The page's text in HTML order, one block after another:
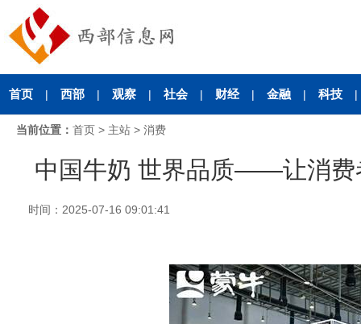
首页 | 西部 | 观察 | 社会 | 财经 | 金融 | 科技 |
当前位置： 首页 > 主站 > 消费
中国牛奶 世界品质——让消费
时间：2025-07-16 09:01:41